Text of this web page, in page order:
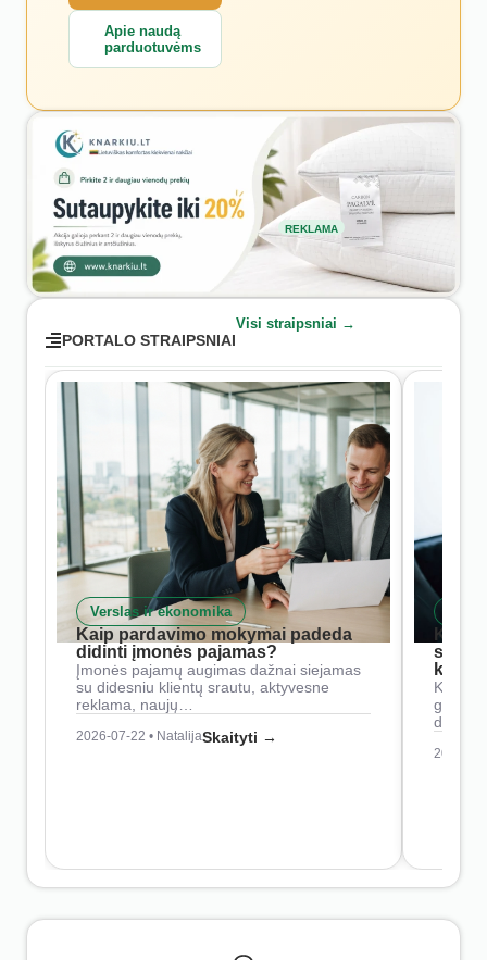
Apie naudą
parduotuvėms
REKLAMA
PORTALO STRAIPSNIAI
Visi straipsniai →
Verslas ir ekonomika
Kaip pardavimo mokymai padeda
didinti įmonės pajamas?
Įmonės pajamų augimas dažnai siejamas
su didesniu klientų srautu, aktyvesne
reklama, naujų…
2026-07-22 • NatalijaSkaityti →
Kaip
2026-